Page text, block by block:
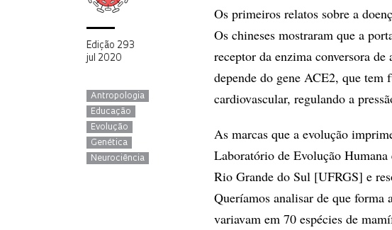
Edição 293
jul 2020
Antropologia
Educação
Evolução
Genética
Neurociência
Os primeiros relatos sobre a
Os chineses mostraram que a
receptor da enzima conversora
depende do gene ACE2, que tem
cardiovascular, regulando a
As marcas que a evolução
Laboratório de Evolução
Rio Grande do Sul [UFRGS] e
Queríamos analisar de que forma
variavam em 70 espécies de